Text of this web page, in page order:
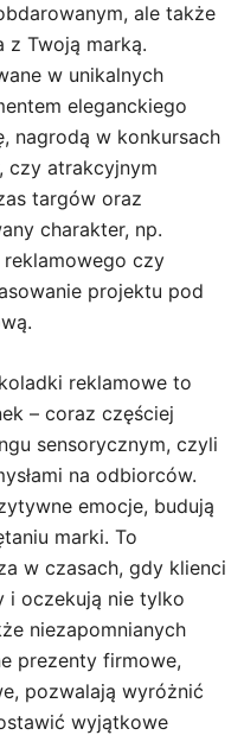
ale także
z Twoją marką.
w unikalnych
eleganckiego
nagrodą w konkursach
czy atrakcyjnym
targów oraz
charakter, np.
reklamowego czy
projektu pod
reklamowe to
– coraz częściej
sensorycznym, czyli
na odbiorców.
emocje, budują
marki. To
w czasach, gdy klienci
i oczekują nie tylko
niezapomnianych
prezenty firmowe,
pozwalają wyróżnić
wyjątkowe